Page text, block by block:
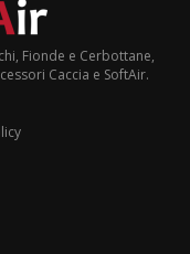
Fionde e Cerbottane,
Caccia e SoftAir.